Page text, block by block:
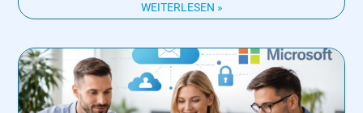
WEITERLESEN »